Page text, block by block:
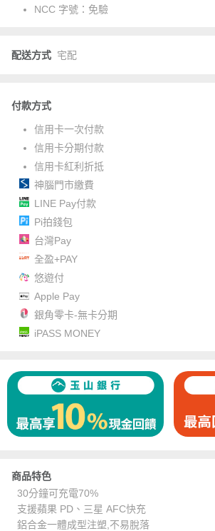
NCC 字號： 免驗
配送方式 宅配
付款方式
信用卡一次付款
信用卡分期付款
信用卡紅利折抵
神腦門市繳費
LINE Pay付款
Pi拍錢包
台灣Pay
全盈+PAY
悠遊付
Apple Pay
銀角零卡-無卡分期
iPASS MONEY
商品特色
30分鐘可充電70%
支援蘋果 PD、三星 AFC快充
鋁合金一體成型注塑,不易脫落